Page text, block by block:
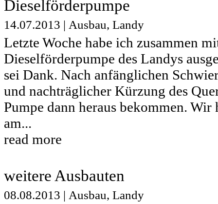
Dieselförderpumpe
14.07.2013 | Ausbau, Landy
Letzte Woche habe ich zusammen
Dieselförderpumpe des Landys
sei Dank. Nach anfänglichen
und nachträglicher Kürzung des
Pumpe dann heraus bekommen. Wir
am...
read more
weitere Ausbauten
08.08.2013 | Ausbau, Landy